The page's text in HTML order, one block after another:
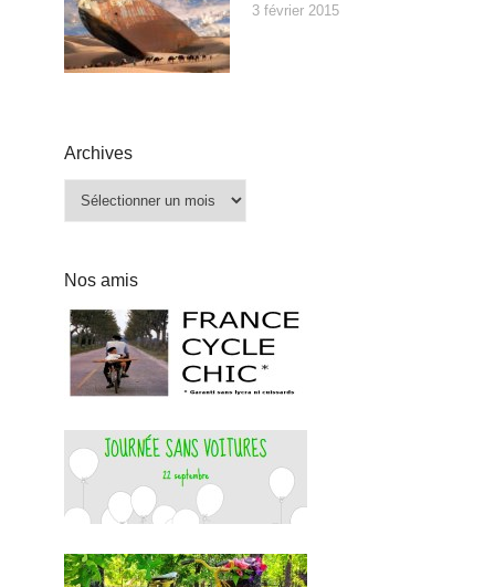
3 février 2015
Archives
Nos amis